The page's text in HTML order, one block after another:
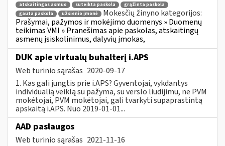
atskaitingas asmuo
suteikta paskola
grąžinta paskola
gauta paskola
užsienio įmonė
Mokesčių žinyno kategorijos:
Prašymai, pažymos ir mokėjimo duomenys » Duomenų
teikimas VMI » Pranešimas apie paskolas, atskaitingų
asmenų įsiskolinimus, dalyvių įmokas,
DUK apie virtualų buhalterį i.APS
Web turinio sąrašas 2020-09-17
1. Kas gali jungtis prie i.APS? Gyventojai, vykdantys
individualią veiklą su pažyma, su verslo liudijimu, ne PVM
mokėtojai, PVM mokėtojai, gali tvarkyti supaprastintą
apskaitą i.APS. Nuo 2019-01-01...
AAD paslaugos
Web turinio sąrašas 2021-11-16